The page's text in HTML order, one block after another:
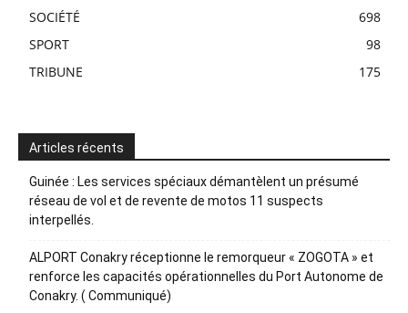
SOCIÉTÉ
698
SPORT
98
TRIBUNE
175
Articles récents
Guinée : Les services spéciaux démantèlent un présumé
réseau de vol et de revente de motos 11 suspects
interpellés.
ALPORT Conakry réceptionne le remorqueur « ZOGOTA » et
renforce les capacités opérationnelles du Port Autonome de
Conakry. ( Communiqué)